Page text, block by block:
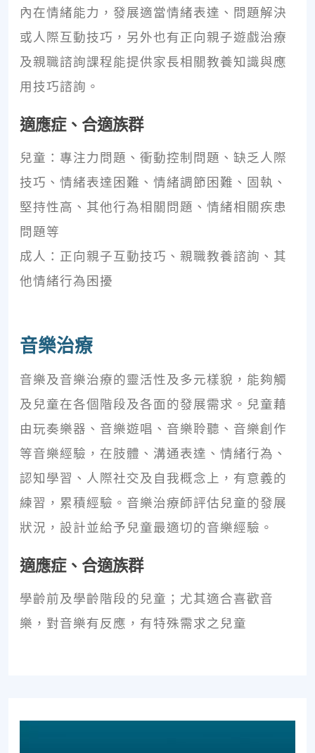
內在情緒能力，發展適當情緒表達、問題解決
或人際互動技巧，另外也有正向親子遊戲治療
及親職諮詢課程能提供家長相關教養知識與應
用技巧諮詢。
適應症、合適族群
兒童：專注力問題、衝動控制問題、缺乏人際
技巧、情緒表達困難、情緒調節困難、固執、
堅持性高、其他行為相關問題、情緒相關疾患
問題等
成人：正向親子互動技巧、親職教養諮詢、其
他情緒行為困擾
音樂治療
音樂及音樂治療的靈活性及多元樣貌，能夠觸
及兒童在各個階段及各面的發展需求。兒童藉
由玩奏樂器、音樂遊唱、音樂聆聽、音樂創作
等音樂經驗，在肢體、溝通表達、情緒行為、
認知學習、人際社交及自我概念上，有意義的
練習，累積經驗。音樂治療師評估兒童的發展
狀況，設計並給予兒童最適切的音樂經驗。
適應症、合適族群
學齡前及學齡階段的兒童；尤其適合喜歡音
樂，對音樂有反應，有特殊需求之兒童